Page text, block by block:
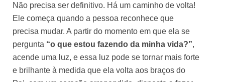
Não precisa ser definitivo. Há um caminho de volta!
Ele começa quando a pessoa reconhece que
precisa mudar. A partir do momento em que ela se
pergunta
“o que estou fazendo da minha vida?” ,
acende uma luz, e essa luz pode se tornar mais forte
e brilhante à medida que ela volta aos braços do